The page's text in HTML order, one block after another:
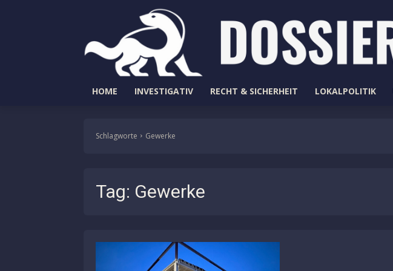
HOME INVESTIGATIV RECHT & SICHERHEIT LOKALPOLITIK
Schlagworte Gewerke
Tag: Gewerke